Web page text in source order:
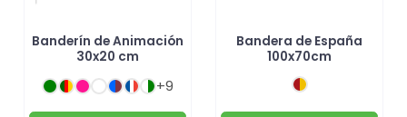
Banderín de Animación
30x20 cm
+9
Bandera de España
100x70cm